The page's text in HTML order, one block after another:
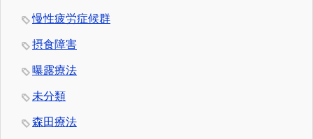
慢性疲労症候群
摂食障害
曝露療法
未分類
森田療法